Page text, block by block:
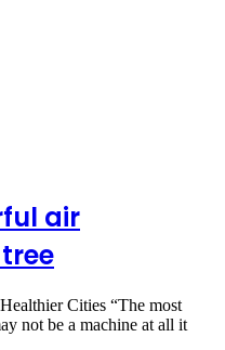
air
Cities “The most
not be a machine at all it